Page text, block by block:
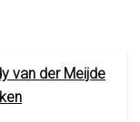
van der Meijde